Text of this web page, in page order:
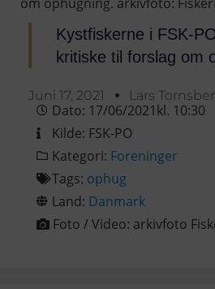
Kystfiskerne i FSK-
kritiske til forslag om
Juni 17, 2021 Lars
Dato: 17/06/2021kl. 10:30
Kilde: FSK-PO
Kategori: Foreninger
Tags: ophug
Land: Danmark
Foto / Video: arkivfoto